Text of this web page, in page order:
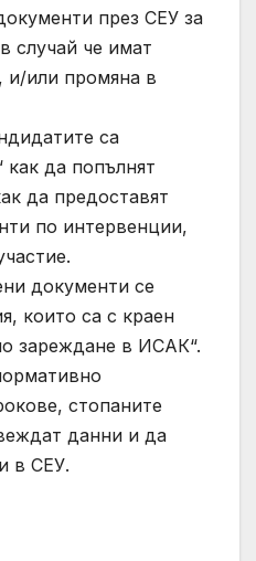
през СЕУ за
случай че имат
и/или промяна в
са
как да попълнят
да предоставят
по интервенции,
документи се
които са с краен
зареждане в ИСАК“.
стопаните
данни и да
в СЕУ.